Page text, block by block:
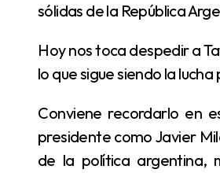
sólidas de la República
Hoy nos toca despedir a Taty Almeida, una mujer que recogió en su personalidad todo lo que fue y
lo que sigue siendo la
Conviene recordarlo en estos días, cuando a nuestro país le toca vivir bajo la gestión de un
presidente como Javier
de la política argentina,